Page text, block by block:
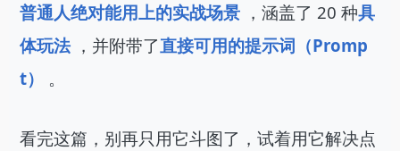
普通人绝对能用上的实战场景 ，涵盖了 20 种具
体玩法 ，并附带了直接可用的提示词（Promp
t）
。
看完这篇，别再只用它斗图了，试着用它解决点